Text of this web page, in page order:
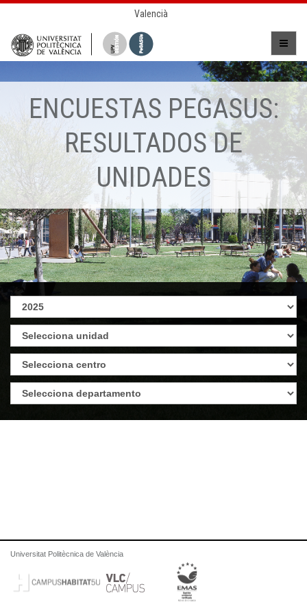
Valencià
ENCUESTAS PEGASUS:
RESULTADOS DE
UNIDADES
Universitat Politècnica de València